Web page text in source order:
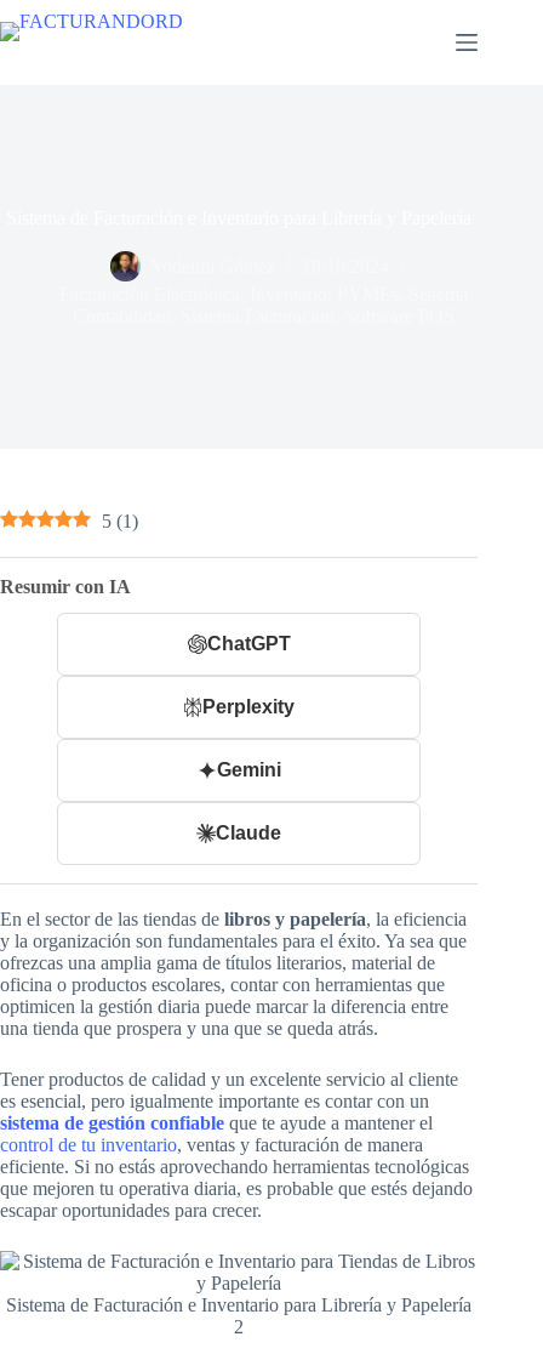
5 (1)
Resumir con IA
ChatGPT
Perplexity
Gemini
Claude
En el sector de las tiendas de libros y papelería, la eficiencia
y la organización son fundamentales para el éxito. Ya sea que
ofrezcas una amplia gama de títulos literarios, material de
oficina o productos escolares, contar con herramientas que
optimicen la gestión diaria puede marcar la diferencia entre
una tienda que prospera y una que se queda atrás.
Tener productos de calidad y un excelente servicio al cliente
es esencial, pero igualmente importante es contar con un
sistema de gestión confiable que te ayude a mantener el
control de tu inventario, ventas y facturación de manera
eficiente. Si no estás aprovechando herramientas tecnológicas
que mejoren tu operativa diaria, es probable que estés dejando
escapar oportunidades para crecer.
Sistema de Facturación e Inventario para Librería y Papelería
2